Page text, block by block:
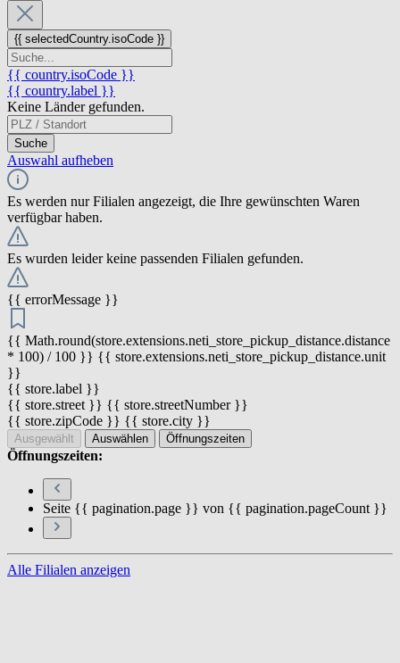
{{ selectedCountry.isoCode }}
{{ country.isoCode }}
{{ country.label }}
Keine Länder gefunden.
Suche
Auswahl aufheben
Es werden nur Filialen angezeigt, die Ihre gewünschten Waren
verfügbar haben.
Es wurden leider keine passenden Filialen gefunden.
{{ errorMessage }}
{{ Math.round(store.extensions.neti_store_pickup_distance.distance
* 100) / 100 }} {{ store.extensions.neti_store_pickup_distance.unit
}}
{{ store.label }}
{{ store.street }} {{ store.streetNumber }}
{{ store.zipCode }} {{ store.city }}
Ausgewählt Auswählen Öffnungszeiten
Öffnungszeiten:
Seite {{ pagination.page }} von {{ pagination.pageCount }}
Alle Filialen anzeigen